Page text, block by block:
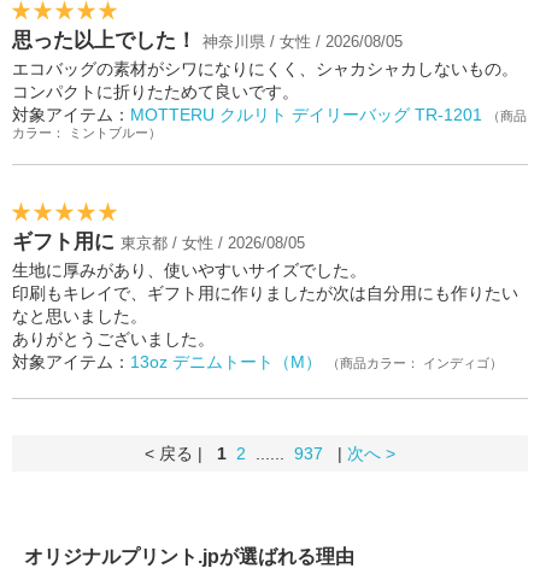
思った以上でした！ 神奈川県 / 女性 / 2026/08/05
エコバッグの素材がシワになりにくく、シャカシャカしないもの。
コンパクトに折りたためて良いです。
対象アイテム： MOTTERU クルリト デイリーバッグ TR-1201
（商品
カラー： ミントブルー）
ギフト用に 東京都 / 女性 / 2026/08/05
生地に厚みがあり、使いやすいサイズでした。
印刷もキレイで、ギフト用に作りましたが次は自分用にも作りたい
なと思いました。
ありがとうございました。
対象アイテム： 13oz デニムトート（M） （商品カラー： インディゴ）
< 戻る | 1 2 937 | 次へ >
オリジナルプリント.jpが選ばれる理由